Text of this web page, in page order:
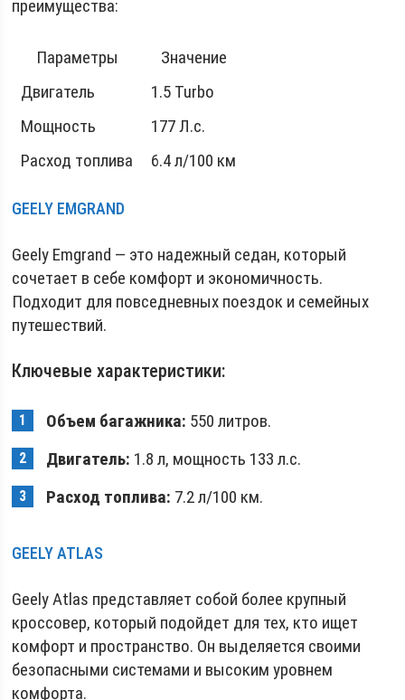
преимущества:
Параметры
Значение
Двигатель
1.5 Turbo
Мощность
177 Л.с.
Расход топлива
6.4 л/100 км
GEELY EMGRAND
Geely Emgrand — это надежный седан, который
сочетает в себе комфорт и экономичность.
Подходит для повседневных поездок и семейных
путешествий.
Ключевые характеристики:
Объем багажника: 550 литров.
Двигатель: 1.8 л, мощность 133 л.с.
Расход топлива: 7.2 л/100 км.
GEELY ATLAS
Geely Atlas представляет собой более крупный
кроссовер, который подойдет для тех, кто ищет
комфорт и пространство. Он выделяется своими
безопасными системами и высоким уровнем
комфорта.